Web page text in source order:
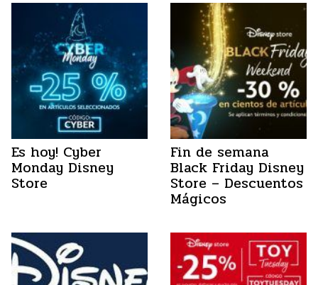
Es hoy! Cyber
Monday Disney
Store
Fin de semana
Black Friday Disney
Store – Descuentos
Mágicos